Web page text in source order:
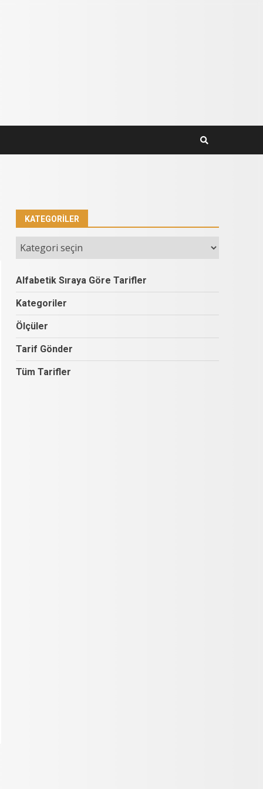
KATEGORILER
Kategoriler
Alfabetik Sıraya Göre Tarifler
Kategoriler
Ölçüler
Tarif Gönder
Tüm Tarifler